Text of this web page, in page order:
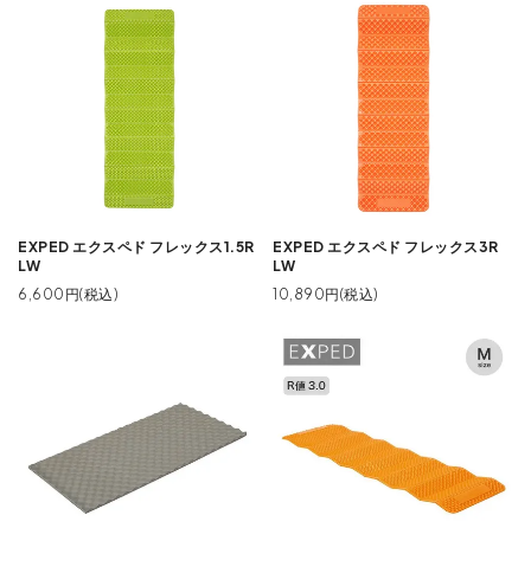
EXPED エクスペド フレックス1.5R
LW
6,600円(税込)
EXPED エクスペド フレックス3R
LW
10,890円(税込)